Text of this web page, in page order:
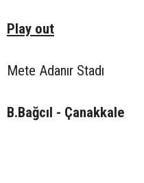
Play out
Mete Adanır Stadı
B.Bağcıl - Çanakkale